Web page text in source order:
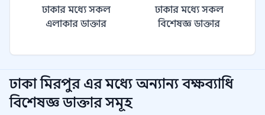
ঢাকার মধ্যে সকল
এলাকার ডাক্তার
ঢাকার মধ্যে সকল
বিশেষজ্ঞ ডাক্তার
ঢাকা মিরপুর এর মধ্যে অন্যান্যবক্ষব্যাধি
বিশেষজ্ঞ ডাক্তার সমূহ